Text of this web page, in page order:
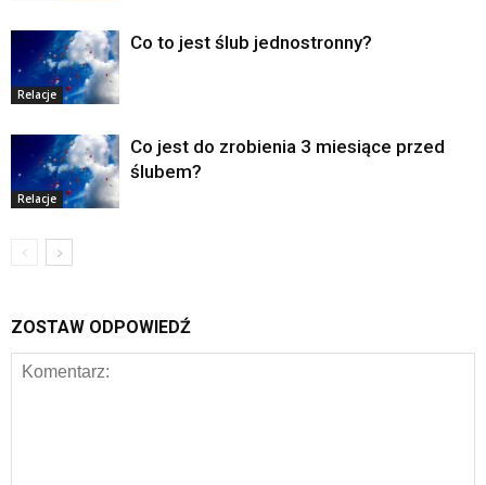
Relacje
Co to jest ślub jednostronny?
Relacje
Co jest do zrobienia 3 miesiące przed
ślubem?
ZOSTAW ODPOWIEDŹ